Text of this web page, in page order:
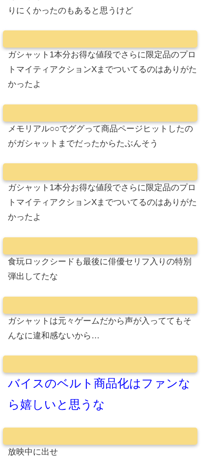
りにくかったのもあると思うけど
ガシャット1本分お得な値段でさらに限定品のプロ
トマイティアクションXまでついてるのはありがた
かったよ
メモリアル○○でググって商品ページヒットしたの
がガシャットまでだったからたぶんそう
ガシャット1本分お得な値段でさらに限定品のプロ
トマイティアクションXまでついてるのはありがた
かったよ
食玩ロックシードも最後に俳優セリフ入りの特別
弾出してたな
ガシャットは元々ゲームだから声が入っててもそ
んなに違和感ないから…
バイスのベルト商品化はファンな
ら嬉しいと思うな
放映中に出せ